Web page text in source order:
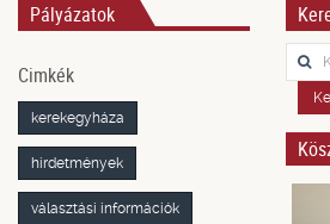
Pályázatok
Cimkék
kerekegyháza
hirdetmények
választási információk